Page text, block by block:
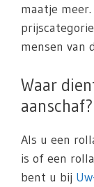
maatje
mensen van
Waar
aanschaf?
Als u een
is of een
bent u bij